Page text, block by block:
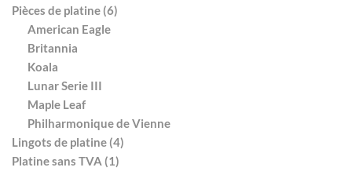
Pièces de platine (6)
American Eagle
Britannia
Koala
Lunar Serie III
Maple Leaf
Philharmonique de Vienne
Lingots de platine (4)
Platine sans TVA (1)